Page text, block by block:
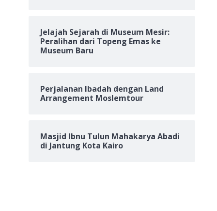
Jelajah Sejarah di Museum Mesir:
Peralihan dari Topeng Emas ke
Museum Baru
Perjalanan Ibadah dengan Land
Arrangement Moslemtour
Masjid Ibnu Tulun Mahakarya Abadi
di Jantung Kota Kairo